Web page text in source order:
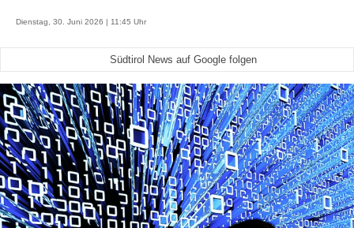
Dienstag, 30. Juni 2026 | 11:45 Uhr
Südtirol News auf Google folgen